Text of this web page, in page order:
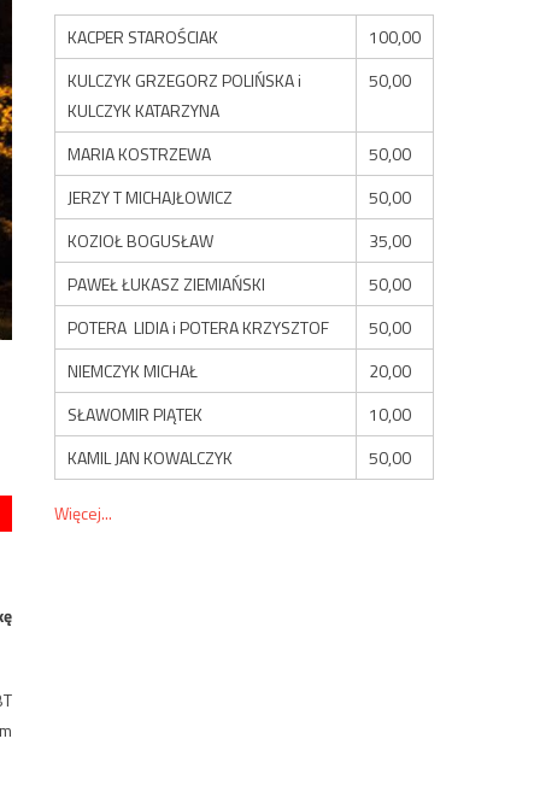
KACPER STAROŚCIAK
100,00
KULCZYK GRZEGORZ POLIŃSKA i
KULCZYK KATARZYNA
50,00
MARIA KOSTRZEWA
50,00
JERZY T MICHAJŁOWICZ
50,00
KOZIOŁ BOGUSŁAW
35,00
PAWEŁ ŁUKASZ ZIEMIAŃSKI
50,00
POTERA LIDIA i POTERA KRZYSZTOF
50,00
NIEMCZYK MICHAŁ
20,00
SŁAWOMIR PIĄTEK
10,00
KAMIL JAN KOWALCZYK
50,00
Więcej...